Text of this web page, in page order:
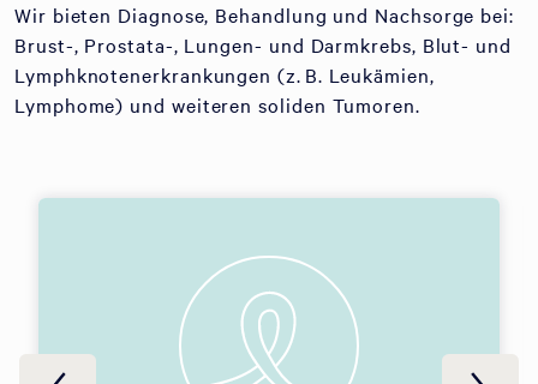
Wir bieten Diagnose, Behandlung und Nachsorge bei:
Brust-, Prostata-, Lungen- und Darmkrebs, Blut- und
Lymphknotenerkrankungen (z. B. Leukämien,
Lymphome) und weiteren soliden Tumoren.